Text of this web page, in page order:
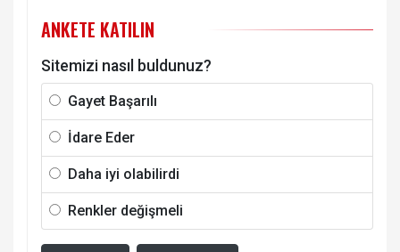
ANKETE KATILIN
Sitemizi nasıl buldunuz?
Gayet Başarılı
İdare Eder
Daha iyi olabilirdi
Renkler değişmeli